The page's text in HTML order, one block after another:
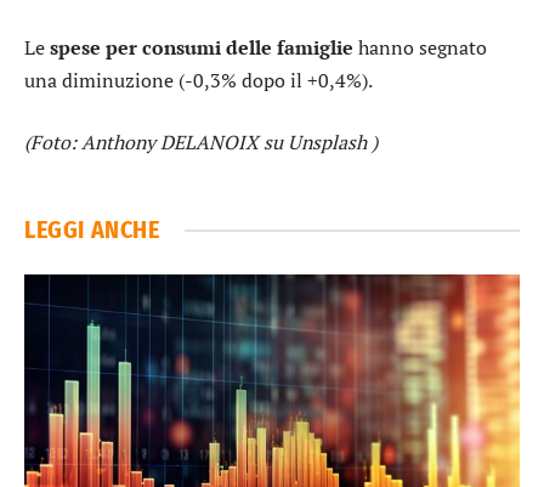
Lespese per consumi delle famiglie hanno segnato
una diminuzione (-0,3% dopo il +0,4%).
(Foto: Anthony DELANOIX su Unsplash )
LEGGI ANCHE